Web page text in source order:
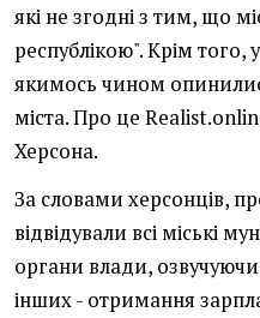
які не згодні з тим, що
республікою". Крім того,
якимось чином
міста. Про це
Херсона.
За словами херсонців,
відвідували всі міські
органи влади,
інших - отримання